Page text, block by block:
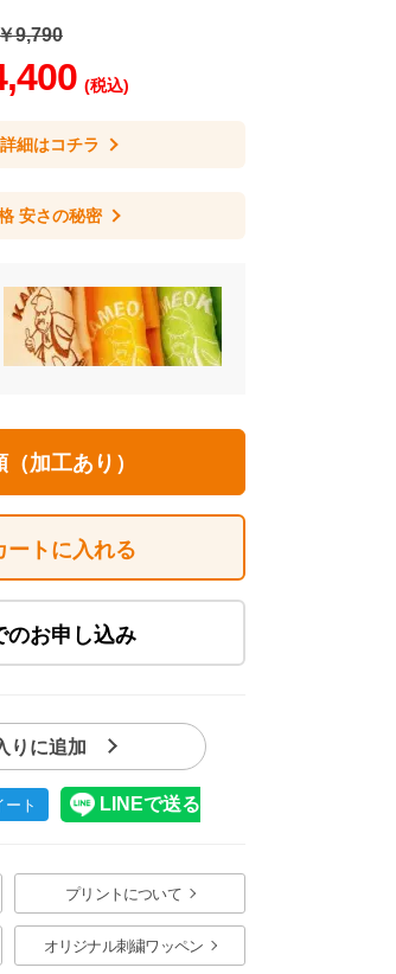
9,790
(税込)
細はコチラ
安さの秘密
加工あり）
ートに入れる
のお申し込み
りに追加
プリントについて
オリジナル刺繍ワッペン